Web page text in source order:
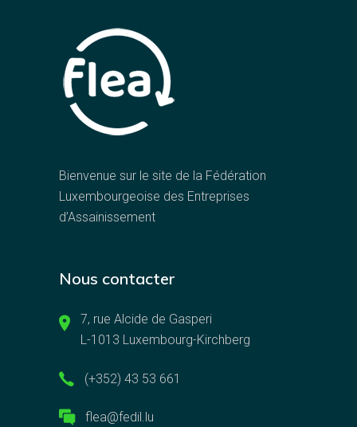
Bienvenue sur le site de la Fédération
Luxembourgeoise des Entreprises
d’Assainissement
Nous contacter
7, rue Alcide de Gasperi
L-1013 Luxembourg-Kirchberg
(+352) 43 53 661
flea@fedil.lu